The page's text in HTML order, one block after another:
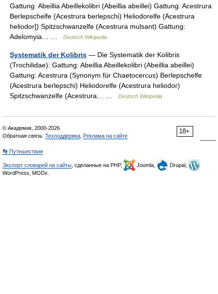
Gattung: Abeillia Abeillekolibri (Abeillia abeillei) Gattung: Acestrura
Berlepschelfe (Acestrura berlepschi) Heliodorelfe (Acestrura
heliodor]) Spitzschwanzelfe (Acestrura mulsant) Gattung:
Adelomyia… …
Deutsch Wikipedia
Systematik der Kolibris — Die Systematik der Kolibris
(Trochilidae): Gattung: Abeillia Abeillekolibri (Abeillia abeillei)
Gattung: Acestrura (Synonym für Chaetocercus) Berlepschelfe
(Acestrura berlepschi) Heliodorelfe (Acestrura heliodor)
Spitzschwanzelfe (Acestrura… …
Deutsch Wikipedia
18+
© Академик, 2000-2026
Обратная связь: Техподдержка Реклама на сайте
👣 Путешествия
Экспорт словарей на сайты , сделанные на PHP, Joomla,
Drupal,
WordPress, MODx.